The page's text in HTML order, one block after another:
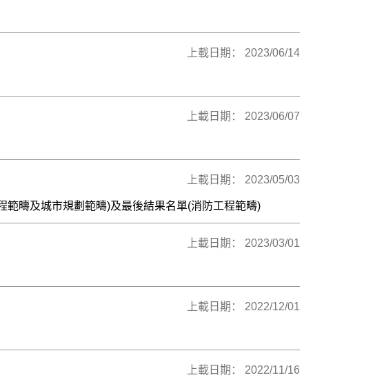
上載日期： 2023/06/14
上載日期： 2023/06/07
上載日期： 2023/05/03
疇及城市規劃範疇)及最後結果名單(消防工程範疇)
上載日期： 2023/03/01
上載日期： 2022/12/01
上載日期： 2022/11/16